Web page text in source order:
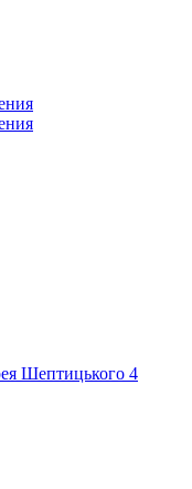
Шептицького 4